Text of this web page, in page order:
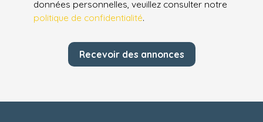
données personnelles, veuillez consulter notre
politique de confidentialité.
Recevoir des annonces